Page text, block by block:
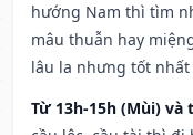
hướng Nam thì tìm
mâu thuẫn hay
lâu la nhưng tốt nhất
Từ 13h-15h (Mùi) và